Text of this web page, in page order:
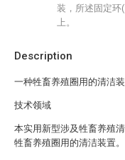
Description
一种牲畜养殖圈用的清洁
技术领域
本实用新型涉及牲畜养殖
牲畜养殖圈用的清洁装置。
装，所述固定环
上。